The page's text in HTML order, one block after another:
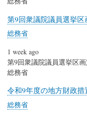
第9回衆議院議員選挙区
総務省
1 week ago
第9回衆議院議員選挙区
総務省
令和9年度の地方財政
総務省